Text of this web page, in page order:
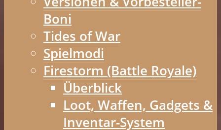
Boni
Tides of War
Spielmodi
Firestorm (Battle Royale)
Überblick
Loot, Waffen, Gadgets &
Inventar-System